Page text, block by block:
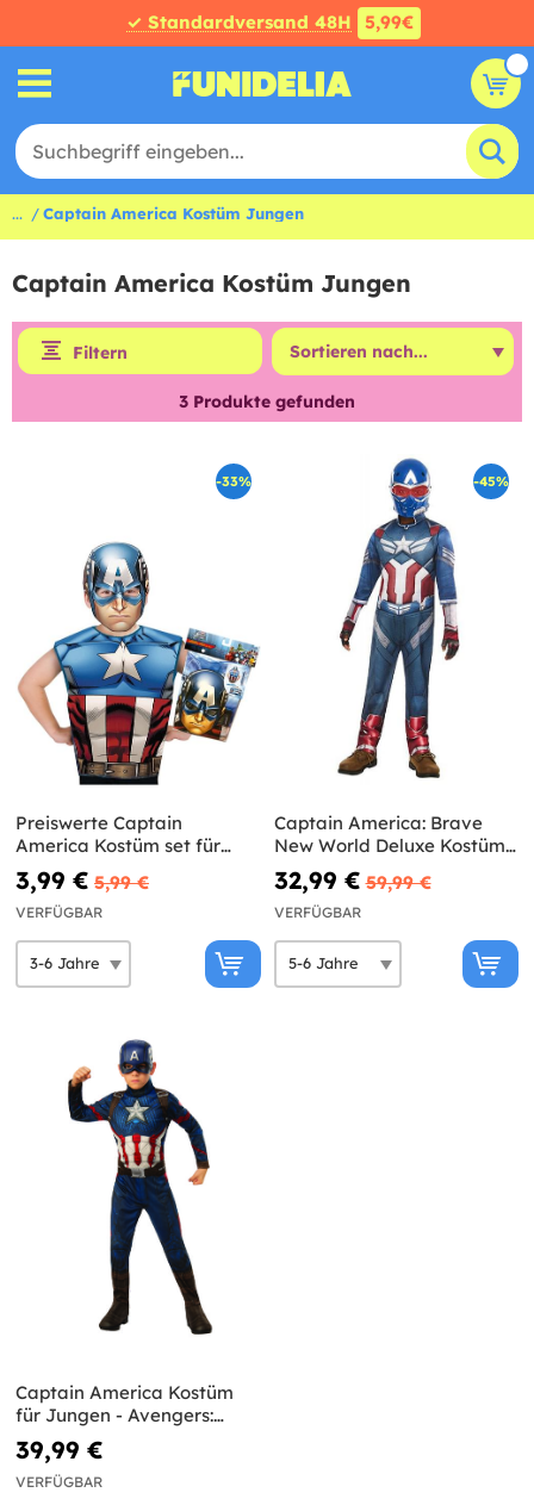
✓ Standardversand 48H 5,99€
... Captain America Kostüm Jungen
Captain America Kostüm Jungen
Filtern
3 Produkte gefunden
-33%
Preiswerte Captain
America Kostüm set für
Jungen
3,99 € 5,99 €
VERFÜGBAR
-45%
Captain America: Brave
New World Deluxe Kostüm
für Jungen
32,99 € 59,99 €
VERFÜGBAR
Captain America Kostüm
für Jungen - Avengers:
Endgame
39,99 €
VERFÜGBAR